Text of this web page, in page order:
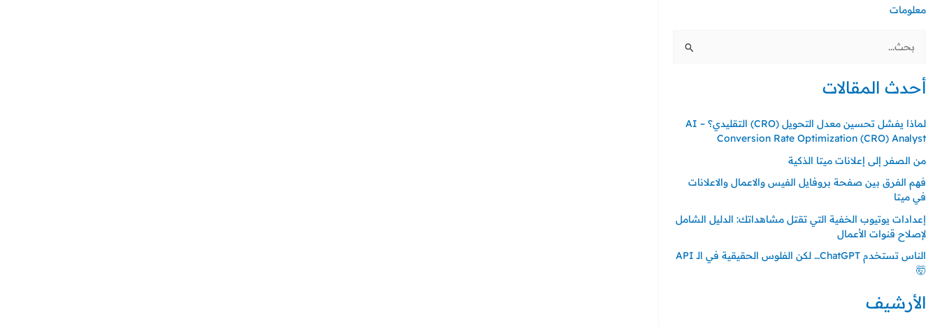
معلومات
البحث
أحدث المقالات
لماذا يفشل تحسين معدل التحويل (CRO) التقليدي؟ – AI
Conversion Rate Optimization (CRO) Analyst
من الصفر إلى إعلانات ميتا الذكية
فهم الفرق بين صفحة بروفايل الفيس والاعمال والاعلانات
في ميتا
إعدادات يوتيوب الخفية التي تقتل مشاهداتك: الدليل الشامل
لإصلاح قنوات الأعمال
الناس تستخدم ChatGPT… لكن الفلوس الحقيقية في الـ API
🤯
الأرشيف